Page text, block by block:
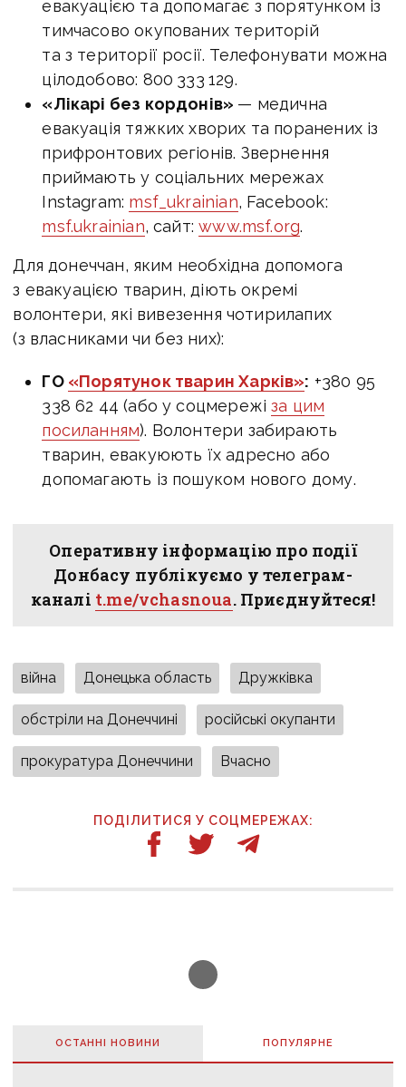
евакуацією та допомагає з порятунком із
тимчасово окупованих територій
та з території росії. Телефонувати можна
цілодобово: 800 333 129.
«Лікарі без кордонів» — медична
евакуація тяжких хворих та поранених із
прифронтових регіонів. Звернення
приймають у соціальних мережах
Instagram: msf_ukrainian, Facebook:
msf.ukrainian, сайт:www.msf.org.
Для донеччан, яким необхідна допомога
з евакуацією тварин, діють окремі
волонтери, які вивезення чотирилапих
(з власниками чи без них):
ГО «Порятунок тварин Харків»: +380 95
338 62 44 (або у соцмережіза цим
посиланням). Волонтери забирають
тварин, евакуюють їх адресно або
допомагають із пошуком нового дому.
Оперативну інформацію про події
Донбасу публікуємо у телеграм-
каналі t.me/vchasnoua. Приєднуйтеся!
війна Донецька область Дружківка
обстріли на Донеччині російські окупанти
прокуратура Донеччини Вчасно
ПОДІЛИТИСЯ У СОЦМЕРЕЖАХ:
ОСТАННІ НОВИНИ ПОПУЛЯРНE